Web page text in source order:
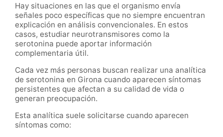
Hay situaciones en las que el organismo envía
señales poco específicas que no siempre encuentran
explicación en análisis convencionales. En estos
casos, estudiar neurotransmisores como la
serotonina puede aportar información
complementaria útil.
Cada vez más personas buscan realizar una analítica
de serotonina en Girona cuando aparecen síntomas
persistentes que afectan a su calidad de vida o
generan preocupación.
Esta analítica suele solicitarse cuando aparecen
síntomas como: